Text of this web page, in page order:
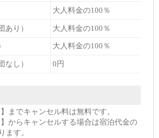
大人料金の100％
り） 大人料金の100％
大人料金の100％
し） 0円
でキャンセル料は無料です。
からキャンセルする場合は宿泊代金の
ます。